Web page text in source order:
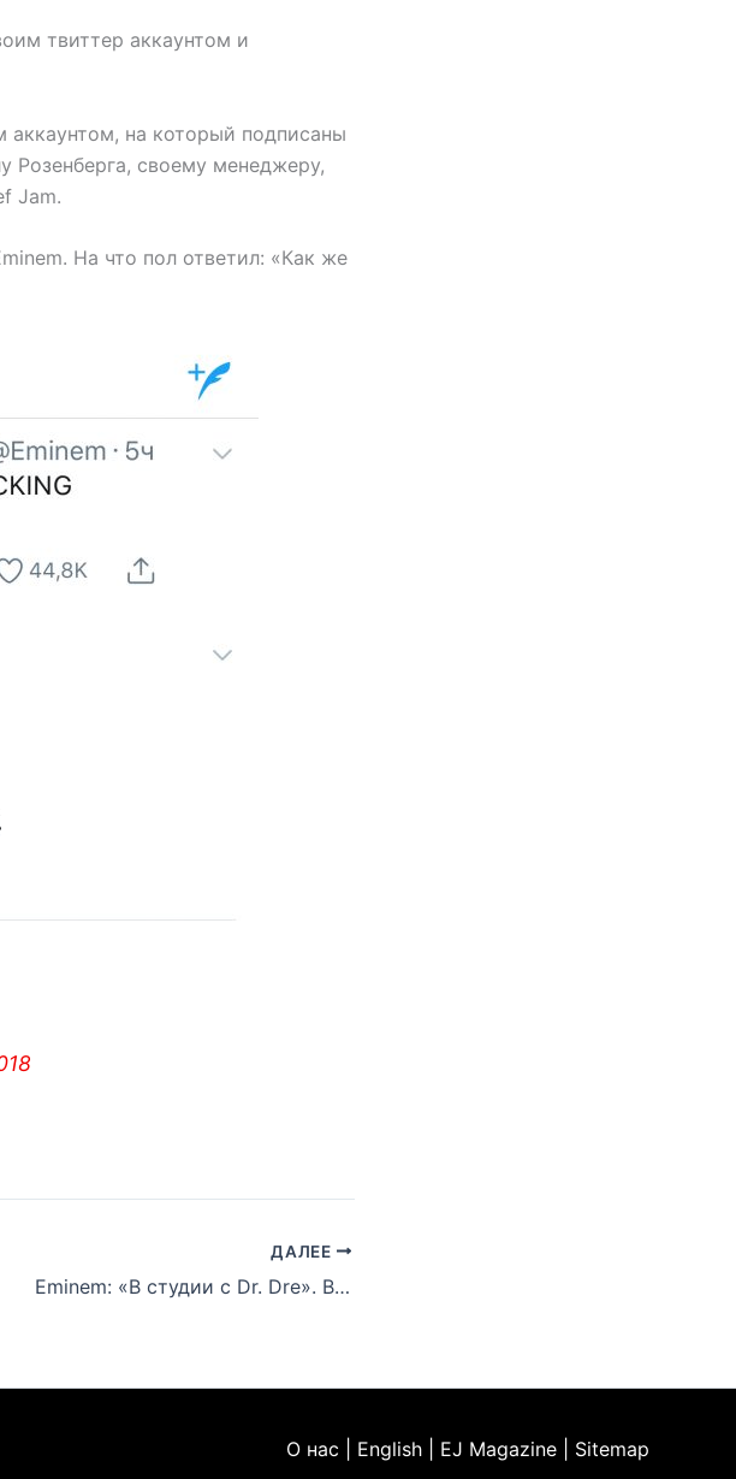
твиттер аккаунтом и
аккаунтом, на который подписаны
Розенберга, своему менеджеру,
Jam.
На что пол ответил: «Как же
ДАЛЕЕ
Eminem: «В студии с Dr. Dre». Вы этого точно ждёте!
О нас | English | EJ Magazine | Sitemap